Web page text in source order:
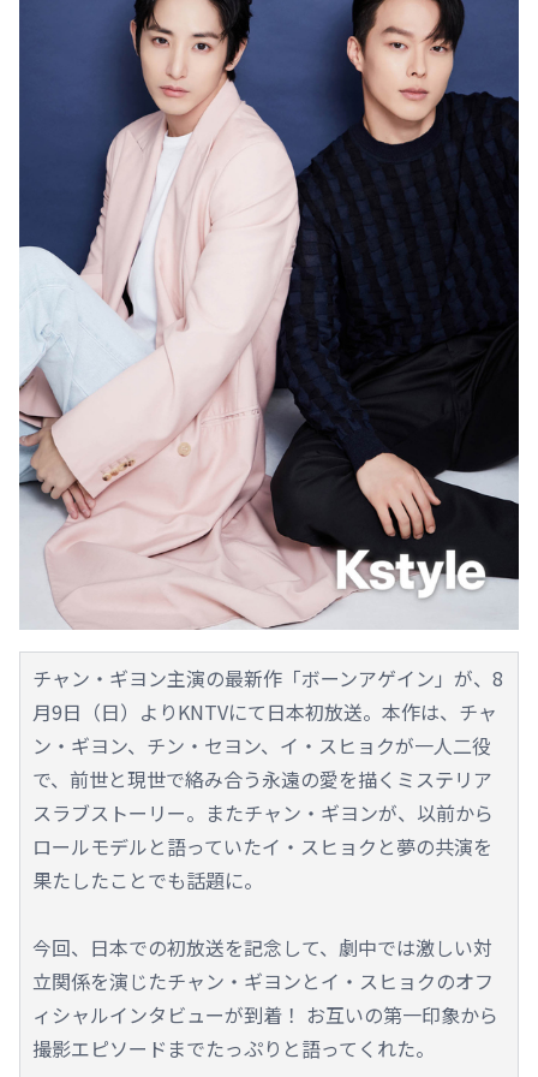
チャン・ギヨン主演の最新作「ボーンアゲイン」が、8
月9日（日）よりKNTVにて日本初放送。本作は、チャ
ン・ギヨン、チン・セヨン、イ・スヒョクが一人二役
で、前世と現世で絡み合う永遠の愛を描くミステリア
スラブストーリー。またチャン・ギヨンが、以前から
ロールモデルと語っていたイ・スヒョクと夢の共演を
果たしたことでも話題に。
今回、日本での初放送を記念して、劇中では激しい対
立関係を演じたチャン・ギヨンとイ・スヒョクのオフ
ィシャルインタビューが到着！ お互いの第一印象から
撮影エピソードまでたっぷりと語ってくれた。